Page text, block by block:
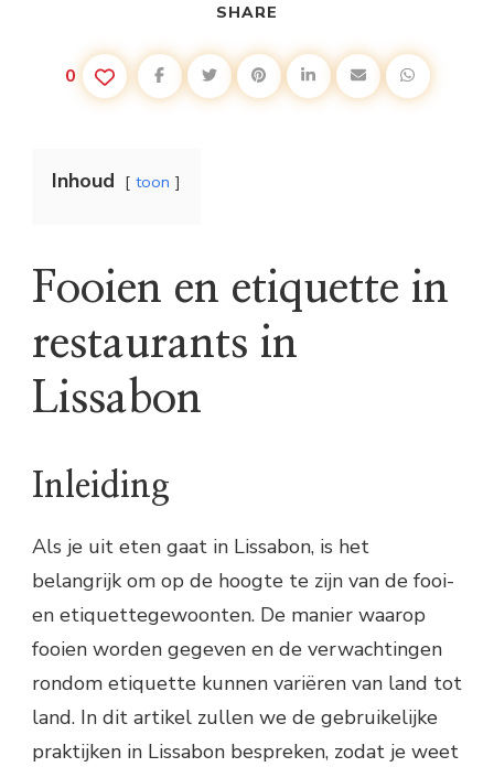
SHARE
0
Inhoud toon
Fooien en etiquette in
restaurants in
Lissabon
Inleiding
Als je uit eten gaat in Lissabon, is het
belangrijk om op de hoogte te zijn van de fooi-
en etiquettegewoonten. De manier waarop
fooien worden gegeven en de verwachtingen
rondom etiquette kunnen variëren van land tot
land. In dit artikel zullen we de gebruikelijke
praktijken in Lissabon bespreken, zodat je weet